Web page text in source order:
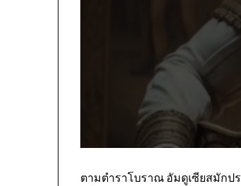
ตามตำราโบราณ อัมดูเซียสมักป